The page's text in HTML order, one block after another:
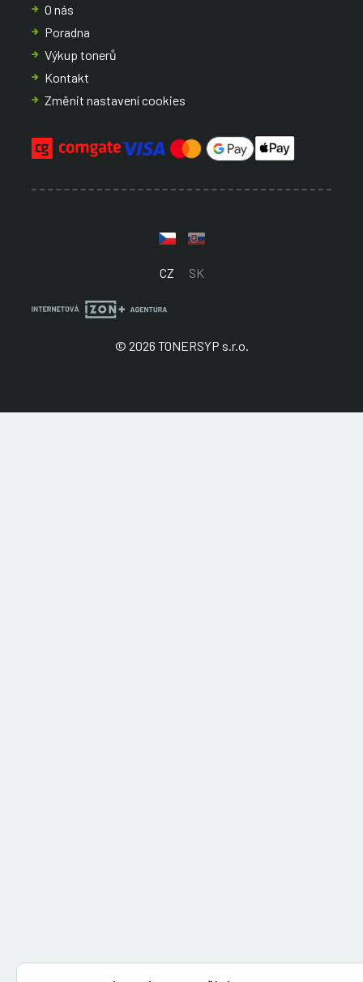
O nás
Poradna
Výkup tonerů
Kontakt
Změnit nastavení cookies
CZ SK
© 2026 TONERSYP s.r.o.